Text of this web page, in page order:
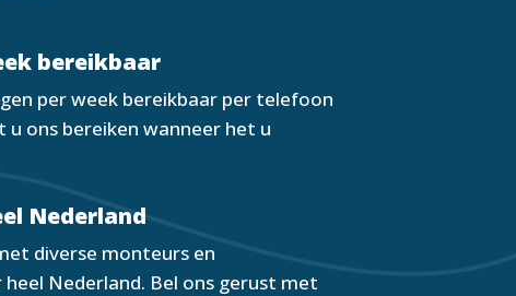
bereikbaar
per week bereikbaar per telefoon
u ons bereiken wanneer het u
Nederland
diverse monteurs en
Nederland. Bel ons gerust met